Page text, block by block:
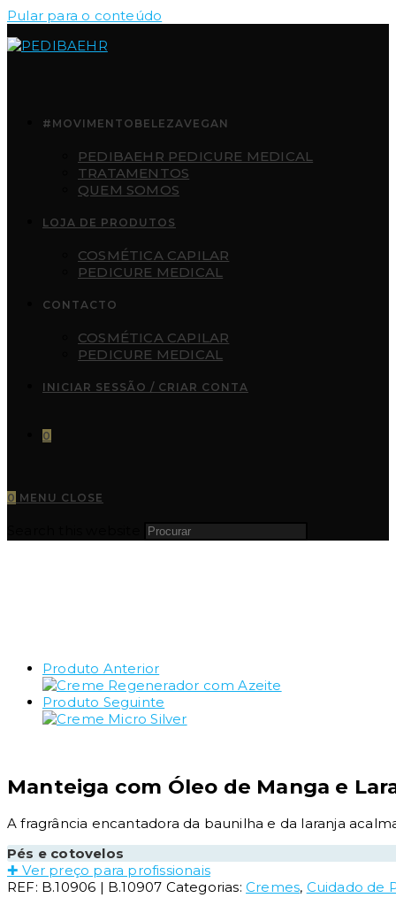
Pular para o conteúdo
#MOVIMENTOBELEZAVEGAN
PEDIBAEHR PEDICURE MEDICAL
TRATAMENTOS
QUEM SOMOS
LOJA DE PRODUTOS
COSMÉTICA CAPILAR
PEDICURE MEDICAL
CONTACTO
COSMÉTICA CAPILAR
PEDICURE MEDICAL
INICIAR SESSÃO / CRIAR CONTA
0
0 MENU CLOSE
Produto Anterior
Produto Seguinte
Manteiga com Óleo de Manga e
A fragrância encantadora da baunilha e da laranja
Pés e cotovelos
✚ Ver preço para profissionais
REF: B.10906 | B.10907 Categorias:Cremes, Cuidado de